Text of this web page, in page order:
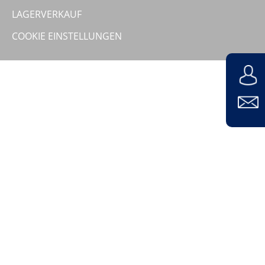
Unternehmen
LAGERVERKAUF
COOKIE EINSTELLUNGEN